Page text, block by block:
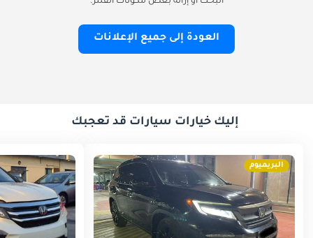
العودة إلى جميع الإعلانات
إليك خيارات سيارات قد تعجبك
البريميوم